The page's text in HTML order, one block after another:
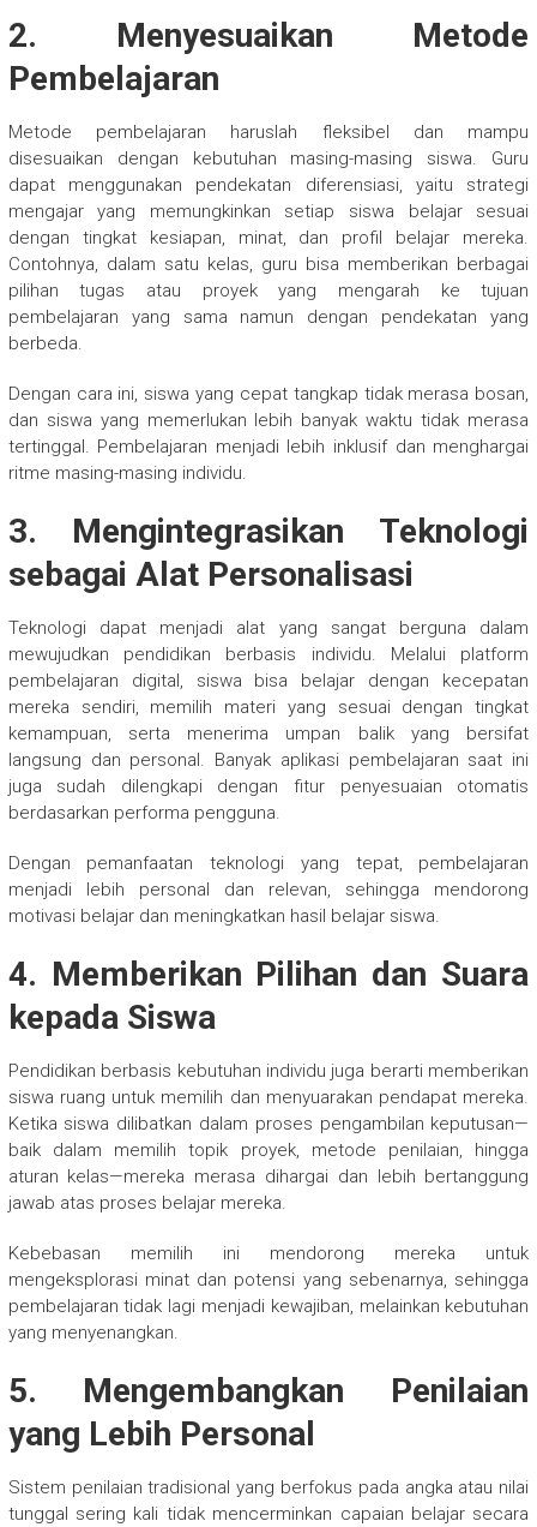
2. Menyesuaikan Metode
Pembelajaran
Metode pembelajaran haruslah fleksibel dan mampu
disesuaikan dengan kebutuhan masing-masing siswa. Guru
dapat menggunakan pendekatan diferensiasi, yaitu strategi
mengajar yang memungkinkan setiap siswa belajar sesuai
dengan tingkat kesiapan, minat, dan profil belajar mereka.
Contohnya, dalam satu kelas, guru bisa memberikan berbagai
pilihan tugas atau proyek yang mengarah ke tujuan
pembelajaran yang sama namun dengan pendekatan yang
berbeda.
Dengan cara ini, siswa yang cepat tangkap tidak merasa bosan,
dan siswa yang memerlukan lebih banyak waktu tidak merasa
tertinggal. Pembelajaran menjadi lebih inklusif dan menghargai
ritme masing-masing individu.
3. Mengintegrasikan Teknologi
sebagai Alat Personalisasi
Teknologi dapat menjadi alat yang sangat berguna dalam
mewujudkan pendidikan berbasis individu. Melalui platform
pembelajaran digital, siswa bisa belajar dengan kecepatan
mereka sendiri, memilih materi yang sesuai dengan tingkat
kemampuan, serta menerima umpan balik yang bersifat
langsung dan personal. Banyak aplikasi pembelajaran saat ini
juga sudah dilengkapi dengan fitur penyesuaian otomatis
berdasarkan performa pengguna.
Dengan pemanfaatan teknologi yang tepat, pembelajaran
menjadi lebih personal dan relevan, sehingga mendorong
motivasi belajar dan meningkatkan hasil belajar siswa.
4. Memberikan Pilihan dan Suara
kepada Siswa
Pendidikan berbasis kebutuhan individu juga berarti memberikan
siswa ruang untuk memilih dan menyuarakan pendapat mereka.
Ketika siswa dilibatkan dalam proses pengambilan keputusan—
baik dalam memilih topik proyek, metode penilaian, hingga
aturan kelas—mereka merasa dihargai dan lebih bertanggung
jawab atas proses belajar mereka.
Kebebasan memilih ini mendorong mereka untuk
mengeksplorasi minat dan potensi yang sebenarnya, sehingga
pembelajaran tidak lagi menjadi kewajiban, melainkan kebutuhan
yang menyenangkan.
5. Mengembangkan Penilaian
yang Lebih Personal
Sistem penilaian tradisional yang berfokus pada angka atau nilai
tunggal sering kali tidak mencerminkan capaian belajar secara